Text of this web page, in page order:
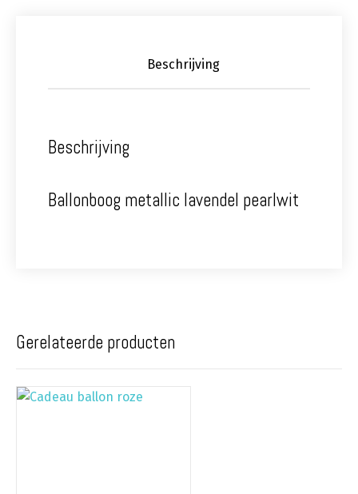
Beschrijving
Beschrijving
Ballonboog metallic lavendel pearlwit
Gerelateerde producten